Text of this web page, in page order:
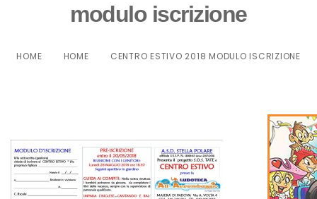
modulo iscrizione
HOME HOME CENTRO ESTIVO 2018 MODULO ISCRIZIONE